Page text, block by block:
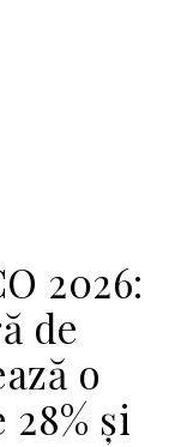
2026:
de
o
și